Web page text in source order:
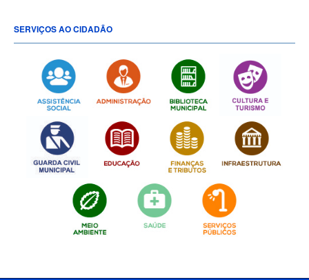
SERVIÇOS AO CIDADÃO